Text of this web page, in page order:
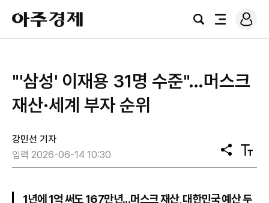
아
주
경
검
전
로
그
"'삼성' 이재용 31명 수준"…머스크
재산·세계 부자 순위
강민선 기자
입력 2026-06-14 10:30
공
유
텍
스
기
1년에 1억 써도 167만년...머스크 재산, 대한민국 예산 두